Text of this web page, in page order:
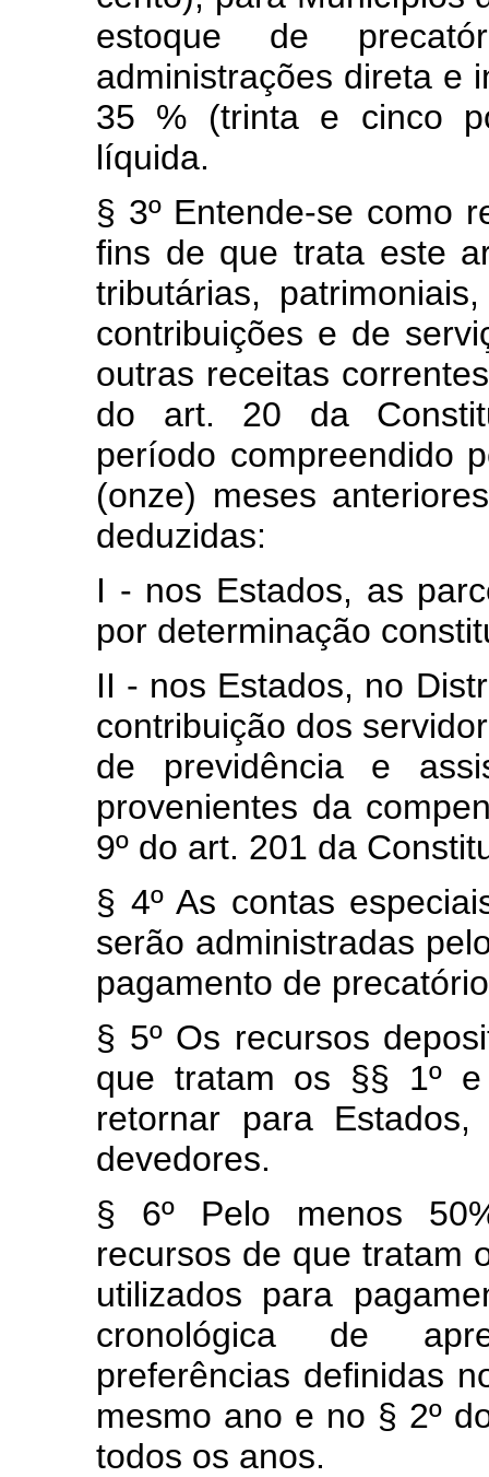
estoque de
administrações direta e
35 % (trinta e cinco
líquida.
§ 3º Entende-se como
fins de que trata este
tributárias,
contribuições e de
outras receitas
do art. 20 da
período compreendido
(onze) meses
deduzidas:
I - nos Estados, as
por determinação
II - nos Estados, no
contribuição dos
de previdência e
provenientes da
9º do art. 201 da
§ 4º As contas
serão administradas
pagamento de
§ 5º Os recursos
que tratam os §§ 1º
retornar para
devedores.
§ 6º Pelo menos
recursos de que tratam
utilizados para
cronológica de
preferências definidas
mesmo ano e no § 2º
todos os anos.